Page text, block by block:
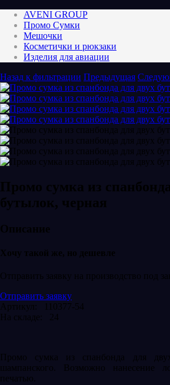
AVENI GROUP
Промо Сумки
Мешочки
Косметички и рюкзаки
Изделия для авиации
Назад к фильтрации Предыдущая
Промо сумка из
бутылок, черная
Описание
Хочу такой же, но дешевле
Отправить заявку на производство под
Отправить заявку
Артикул: 110377-54
На складе: 24
Промо сумка из спанбонда для
шампанского. Возможно нанесение
печатью.